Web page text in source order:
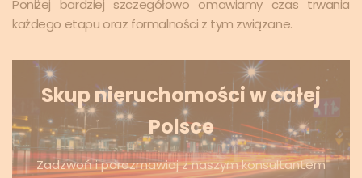
Poniżej bardziej szczegółowo omawiamy czas trwania
każdego etapu oraz formalności z tym związane.
Skup nieruchomości w całej
Polsce
Zadzwoń i porozmawiaj z naszym konsultantem